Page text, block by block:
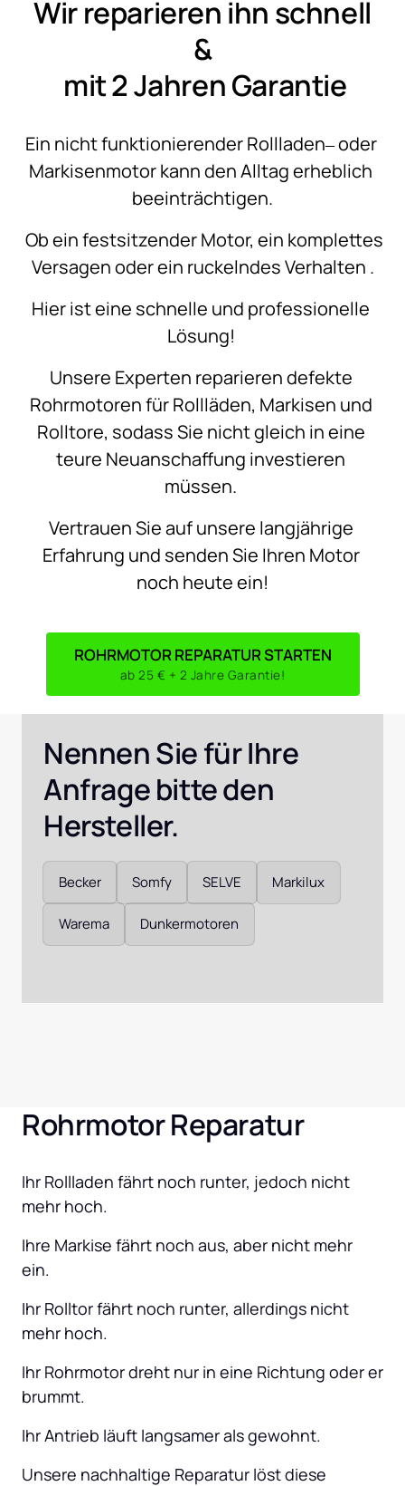
Wir reparieren ihn
&
mit 2 Jahren Garantie
Ein nicht funktionierender Rollladen‒
oder
Markisenmotor kann den Alltag
beeinträchtigen.
Ob ein festsitzender Motor, ein
Versagen oder ein ruckelndes Verhalten .
Hier ist eine schnelle und
Lösung!
Unsere Experten reparieren
Rohrmotoren für Rollläden, Markisen
Rolltore, sodass Sie nicht gleich in
teure Neuanschaffung
müssen.
Vertrauen Sie auf unsere
Erfahrung und senden Sie Ihren
Motor
noch heute ein!
ROHRMOTOR REPARATUR STARTEN
ab 25 € + 2 Jahre Garantie!
Nennen Sie für Ihre
Anfrage bitte den
Hersteller.
Auswählen
Becker Somfy SELVE Markilux
Warema Dunkermotoren
Rohrmotor Reparatur
Ihr Rollladen fährt noch runter, jedoch nicht
mehr hoch.
Ihre Markise fährt noch aus, aber nicht mehr
ein.
Ihr Rolltor fährt noch runter, allerdings nicht
mehr hoch.
Ihr Rohrmotor dreht nur in eine Richtung oder er
brummt.
Ihr Antrieb läuft langsamer als gewohnt.
Unsere nachhaltige Reparatur löst diese